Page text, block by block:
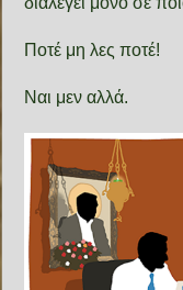
Ποτέ μη λες ποτέ!
Ναι μεν αλλά.